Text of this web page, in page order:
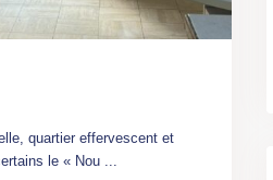
quartier effervescent et
le « Nou ...